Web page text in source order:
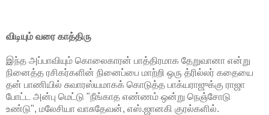
விடியும் வரை காத்திரு
இந்த அப்பாவியும் கொலைகாரன் பாத்திரமாக தேறுவானா என்று
நினைத்த ரசிகர்களின் நினைப்பை மாற்றி ஒரு த்ரில்லர் கதையை
தன் பாணியில் சுவாரஸ்யமாகக் கொடுத்த பாக்யராஜுக்கு ராஜா
போட்ட அன்பு மெட்டு "நீங்காத எண்ணம் ஒன்று நெஞ்சோடு
உண்டு", மலேசியா வாசுதேவன், எஸ்.ஜானகி குரல்களில்.